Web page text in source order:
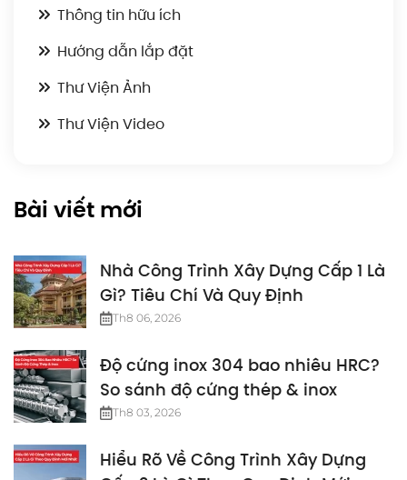
Thông tin hữu ích
Hướng dẫn lắp đặt
Thư Viện Ảnh
Thư Viện Video
Bài viết mới
Nhà Công Trình Xây Dựng Cấp 1 Là
Gì? Tiêu Chí Và Quy Định
Th8 06, 2026
Độ cứng inox 304 bao nhiêu HRC?
So sánh độ cứng thép & inox
Th8 03, 2026
Hiểu Rõ Về Công Trình Xây Dựng